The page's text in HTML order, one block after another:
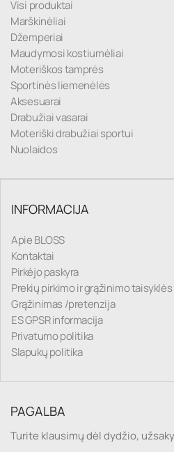
Visi produktai
Marškinėliai
Džemperiai
Maudymosi kostiumėliai
Moteriškos tamprės
Sportinės liemenėlės
Aksesuarai
Drabužiai vasarai
Moteriški drabužiai sportui
Nuolaidos
INFORMACIJA
Apie BLOSS
Kontaktai
Pirkėjo paskyra
Prekių pirkimo ir grąžinimo taisyklės
Grąžinimas /pretenzija
ES GPSR informacija
Privatumo politika
Slapukų politika
PAGALBA
Turite klausimų dėl dydžio,